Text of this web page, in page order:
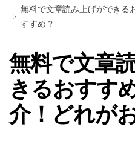
無料で文章読み上げができる
すすめ？
無料で文章
きるおすす
介！どれが